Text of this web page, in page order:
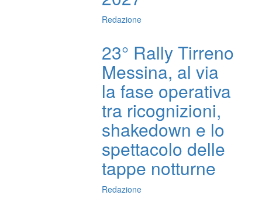
Redazione
23° Rally Tirreno
Messina, al via
la fase operativa
tra ricognizioni,
shakedown e lo
spettacolo delle
tappe notturne
Redazione